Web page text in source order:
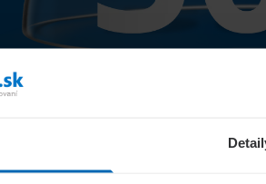
Niečo sa